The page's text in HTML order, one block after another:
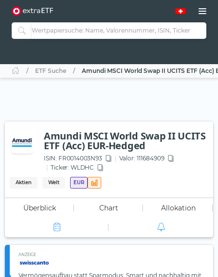
ETF Suche Amundi MSCI World Swap II UCITS ETF (Acc)
Amundi MSCI World Swap II UCITS
ETF (Acc) EUR-Hedged
ISIN: FR0014003N93
Valor: 111684909
Ticker: WLDHC
Aktien Welt EUR
Überblick Chart Allokation
ANZEIGE
Vermögensaufbau statt Sparmodus: Smart und nachhaltig mit